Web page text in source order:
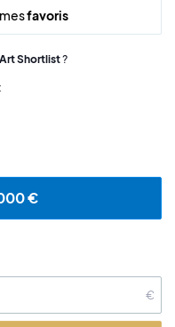
favoris
Art Shortlist?
€
€